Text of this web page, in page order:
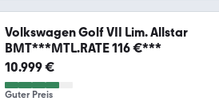
Volkswagen Golf VII Lim. Allstar
BMT***MTL.RATE 116 €***
10.999 €
Guter Preis